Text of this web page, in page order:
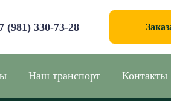
(981) 330-73-28
Наш транспорт Контакты